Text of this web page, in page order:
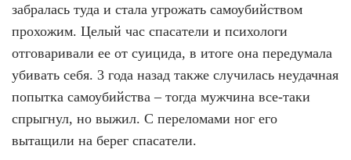
забралась туда и стала угрожать самоубийством
прохожим. Целый час спасатели и психологи
отговаривали ее от суицида, в итоге она передумала
убивать себя. 3 года назад также случилась неудачная
попытка самоубийства – тогда мужчина все-таки
спрыгнул, но выжил. С переломами ног его
вытащили на берег спасатели.